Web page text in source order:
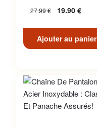
27.99€ 19.90 €
Ajouter au panier